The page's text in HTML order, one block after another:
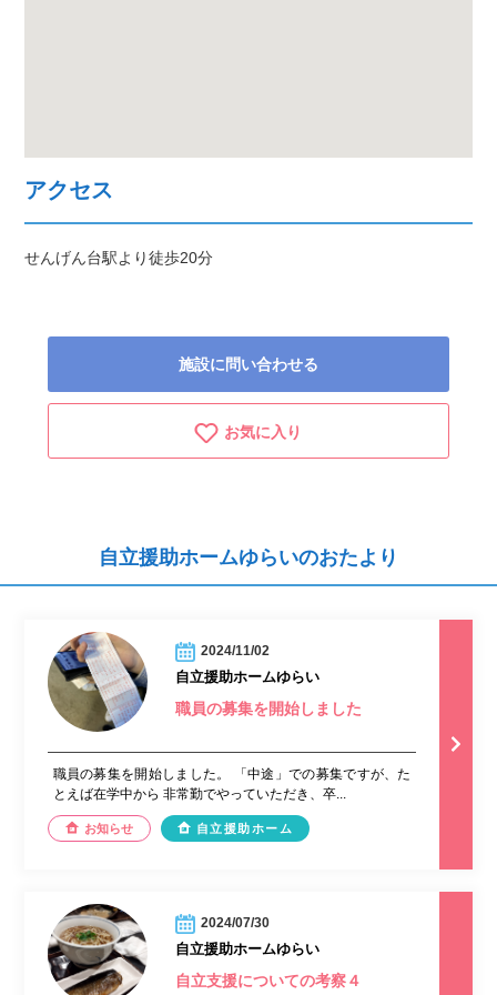
アクセス
せんげん台駅より徒歩20分
施設に問い合わせる
お気に入り
自立援助ホームゆらいのおたより
2024/11/02
自立援助ホームゆらい
職員の募集を開始しました
職員の募集を開始しました。 「中途」での募集ですが、た
とえば在学中から 非常勤でやっていただき、卒...
お知らせ 自立援助ホーム
2024/07/30
自立援助ホームゆらい
自立支援についての考察４